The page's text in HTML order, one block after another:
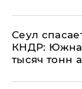
​Сеул
КНДР:
тысяч тонн